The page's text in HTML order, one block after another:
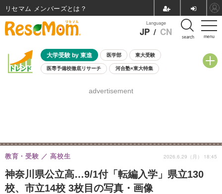
menu
Language
JP / CN search
大学受験 by 東進 医学部 東大受験
医専予備校徹底リサーチ 河合塾×東大特集
8月開催学校説明会・相談会
advertisement
神奈川県公立高…9/1付「転編入学」県立130
校、市立14校 3枚目の写真・画像
教育・受験 高校生 2026.6.29（月） 18:45
リセマム メンバーズ